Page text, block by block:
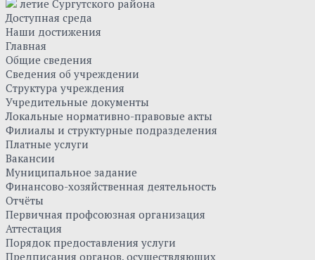
летие Сургутского района
Доступная среда
Наши достижения
Главная
Общие сведения
Сведения об учреждении
Структура учреждения
Учредительные документы
Локальные нормативно-правовые акты
Филиалы и структурные подразделения
Платные услуги
Вакансии
Муниципальное задание
Финансово-хозяйственная деятельность
Отчёты
Первичная профсоюзная организация
Аттестация
Порядок предоставления услуги
Предписания органов, осуществляющих